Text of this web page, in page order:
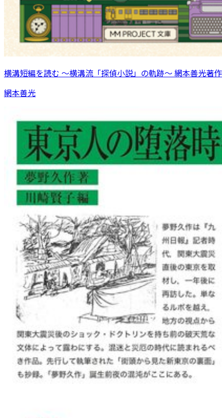
横溝短編を読む 〜横溝流「探偵小説」の軌跡〜 網本善光著
網本善光